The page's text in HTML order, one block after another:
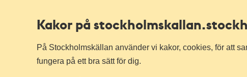
Kakor på stockholmskallan
På Stockholmskällan använder vi kakor, cookies, för att
fungera på ett bra sätt för dig.